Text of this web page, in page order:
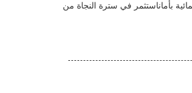
بأماناستثمر في سترة النجاة من